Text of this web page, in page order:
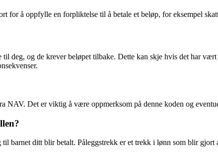
for å oppfylle en forpliktelse til å betale et beløp, for eksempel
deg, og de krever beløpet tilbake. Dette kan skje hvis det har
NAV. Det er viktig å være oppmerksom på denne koden og
barnet ditt blir betalt. Påleggstrekk er et trekk i lønn som blir